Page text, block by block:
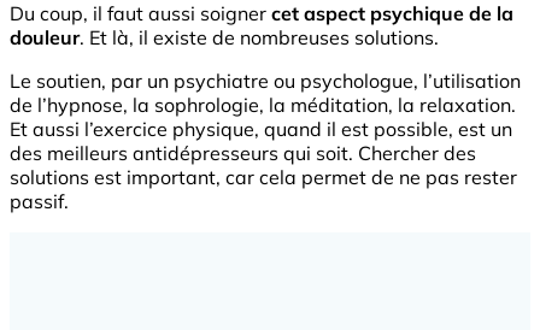
Du coup, il faut aussi soigner cet aspect psychique de la
douleur. Et là, il existe de nombreuses solutions.
Le soutien, par un psychiatre ou psychologue, l’utilisation
de l’hypnose, la sophrologie, la méditation, la relaxation.
Et aussi l’exercice physique, quand il est possible, est un
des meilleurs antidépresseurs qui soit. Chercher des
solutions est important, car cela permet de ne pas rester
passif.